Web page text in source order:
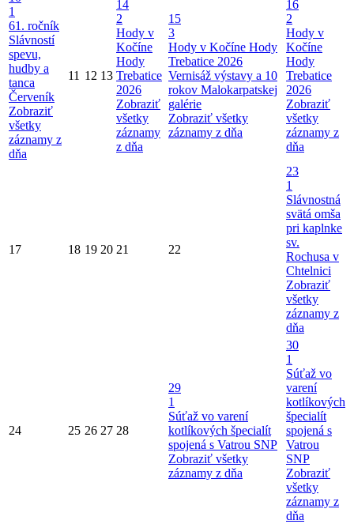
1
61. ročník
Slávností
spevu,
hudby a
tanca
Červeník
Zobraziť
všetky
záznamy z
dňa
11 12 13
14
2
Hody v
Kočíne
Hody
Trebatice
2026
Zobraziť
všetky
záznamy
z dňa
15
3
Hody v Kočíne Hody
Trebatice 2026
Vernisáž výstavy a 10
rokov Malokarpatskej
galérie
Zobraziť všetky
záznamy z dňa
16
2
Hody v
Kočíne
Hody
Trebatice
2026
Zobraziť
všetky
záznamy z
dňa
17 18 19 20 21 22
23
1
Slávnostná
svätá omša
pri kaplnke
sv.
Rochusa v
Chtelnici
Zobraziť
všetky
záznamy z
dňa
24 25 26 27 28
29
1
Súťaž vo varení
kotlíkových špecialít
spojená s Vatrou SNP
Zobraziť všetky
záznamy z dňa
30
1
Súťaž vo
varení
kotlíkových
špecialít
spojená s
Vatrou
SNP
Zobraziť
všetky
záznamy z
dňa